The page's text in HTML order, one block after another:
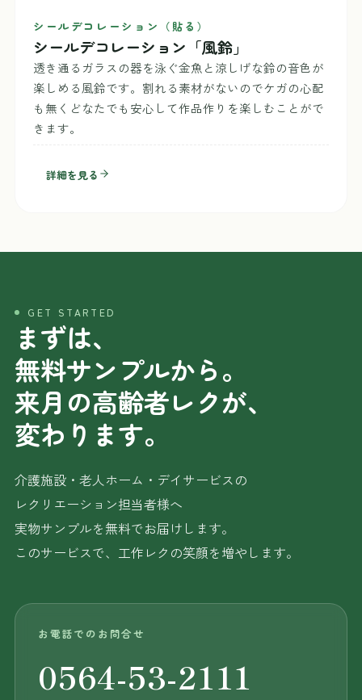
シールデコレーション（貼る）
シールデコレーション「風鈴」
透き通るガラスの器を泳ぐ金魚と涼しげな鈴の音色が
楽しめる風鈴です。割れる素材がないのでケガの心配
も無くどなたでも安心して作品作りを楽しむことがで
きます。
詳細を見る
GET STARTED
まずは、
無料サンプルから。
来月の高齢者レクが、
変わります。
介護施設・老人ホーム・デイサービスの
レクリエーション担当者様へ
実物サンプルを無料でお届けします。
このサービスで、工作レクの笑顔を増やします。
お電話でのお問合せ
0564-53-2111